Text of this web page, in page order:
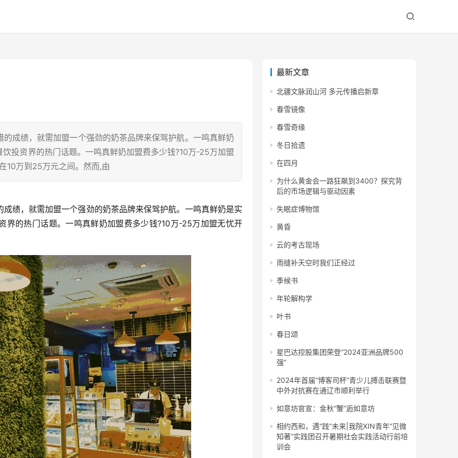
成绩，就需加盟一个强劲的奶茶品牌来保驾护航。一鸣真鲜奶
投资界的热门话题。一鸣真鲜奶加盟费多少钱?10万-25万加盟
10万到25万元之间。然而,由
绩，就需加盟一个强劲的奶茶品牌来保驾护航。一鸣真鲜奶是实
界的热门话题。一鸣真鲜奶加盟费多少钱?10万-25万加盟无忧开
最新文章
北疆文脉润山河 多元传播启新章
春雪镜像
春雪奇缘
冬日拾遗
在四月
为什么黄金会一路狂飙到3400？探究背
后的市场逻辑与驱动因素
失眠症博物馆
黄昏
云的考古现场
雨缝补天空时我们正经过
季候书
年轮解构学
叶书
春日颂
星巴达控股集团荣登“2024亚洲品牌500
强”
2024年首届“博客司杯”青少儿搏击联赛暨
中外对抗赛在通辽市顺利举行
如意坊官宣：金秋“蟹”逅如意坊
相约西和，遇“践”未来|我院XIN青年“见微
知著”实践团召开暑期社会实践活动行前培
训会